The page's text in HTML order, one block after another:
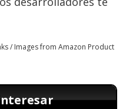
/ Images from Amazon Product